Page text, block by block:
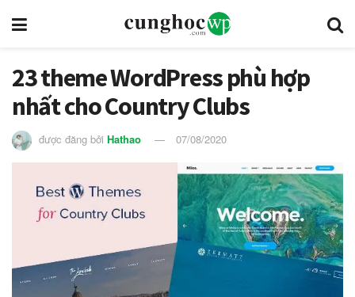
23 theme WordPress phù hợp
nhất cho Country Clubs
được đăng bởi Hathao 07/08/2020